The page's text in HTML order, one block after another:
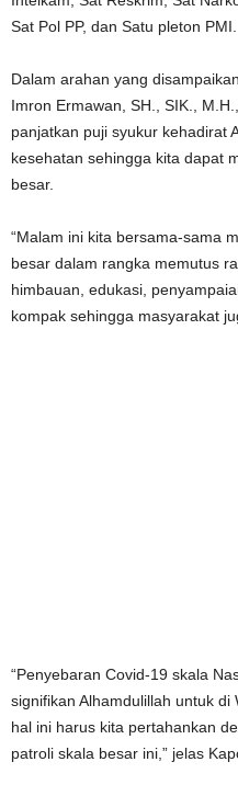
Sat Pol PP, dan Satu pleton PMI.
Dalam arahan yang
Imron Ermawan, SH., SIK.,
panjatkan puji syukur kehadirat
kesehatan sehingga kita dapat
besar.
“Malam ini kita bersama-sama
besar dalam rangka memutus
himbauan, edukasi,
kompak sehingga masyarakat
“Penyebaran Covid-19 skala
signifikan Alhamdulillah untuk
hal ini harus kita pertahankan
patroli skala besar ini,” jelas